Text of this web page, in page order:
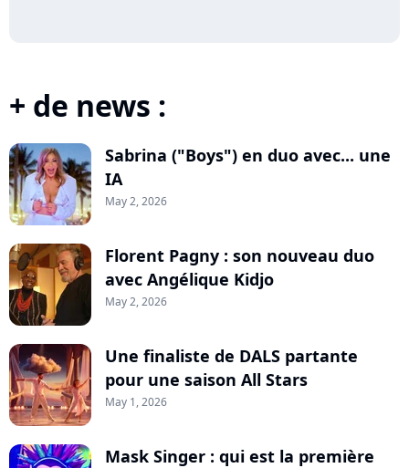
+ de news :
Sabrina ("Boys") en duo avec... une
IA
May 2, 2026
Florent Pagny : son nouveau duo
avec Angélique Kidjo
May 2, 2026
Une finaliste de DALS partante
pour une saison All Stars
May 1, 2026
Mask Singer : qui est la première